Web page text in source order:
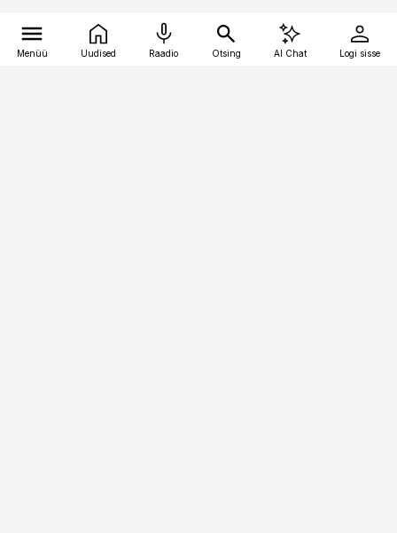
Menüü Uudised Raadio Otsing AI Chat Logi sisse